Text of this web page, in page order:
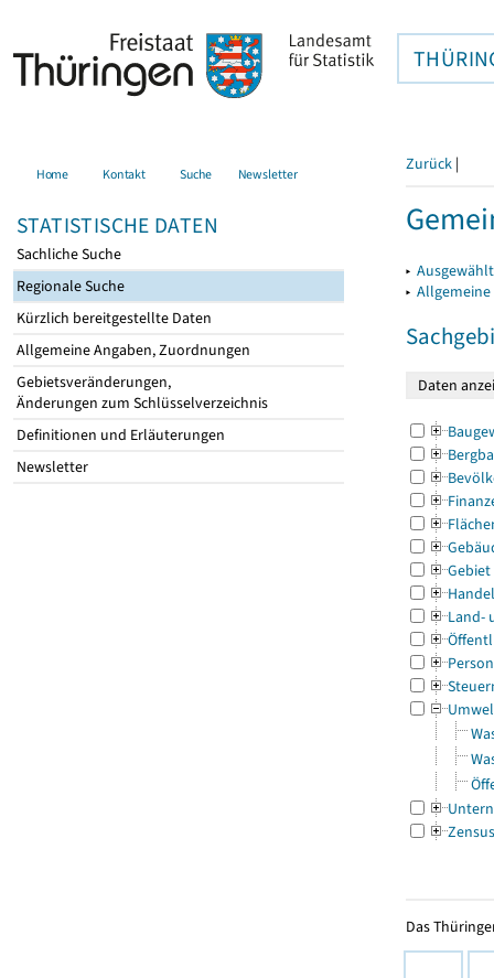
Home Kontakt Suche Newsletter
STATISTISCHE DATEN
Sachliche Suche
Regionale Suche
Kürzlich bereitgestellte Daten
Allgemeine Angaben, Zuordnungen
Gebietsveränderungen,
Änderungen zum Schlüsselverzeichnis
Definitionen und Erläuterungen
Newsletter
Zurück |
▸
▸
Gebiet
Land-
Zensus
Das